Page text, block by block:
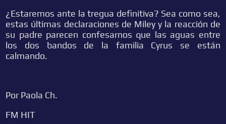
¿Estaremos ante la tregua definitiva? Sea como sea,
estas últimas declaraciones de Miley y la reacción de
su padre parecen confesarnos que las aguas entre
los dos bandos de la familia Cyrus se están
calmando.
Por Paola Ch.
FM HIT